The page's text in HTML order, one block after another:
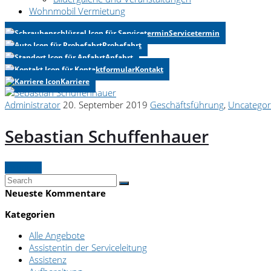
Wohnmobil Vermietung
Servicetermin
Probefahrt
Anfahrt
Kontakt
Karriere
Administrator 20. September 2019 Geschäftsführung,
Sebastian Schuffenhauer
Neueste Kommentare
Kategorien
Alle Angebote
Assistentin der Serviceleitung
Assistenz